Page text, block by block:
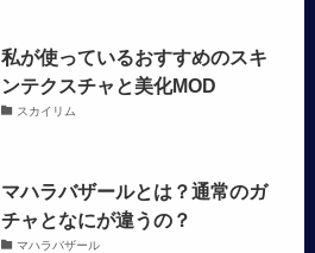
私が使っているおすすめのスキ
ンテクスチャと美化MOD
スカイリム
マハラバザールとは？通常のガ
チャとなにが違うの？
マハラバザール